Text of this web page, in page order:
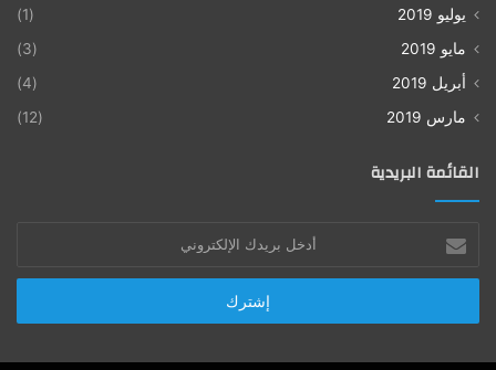
يوليو 2019
(1)
مايو 2019
(3)
أبريل 2019
(4)
مارس 2019
(12)
القائمة البريدية
بريدك
الإلكتروني